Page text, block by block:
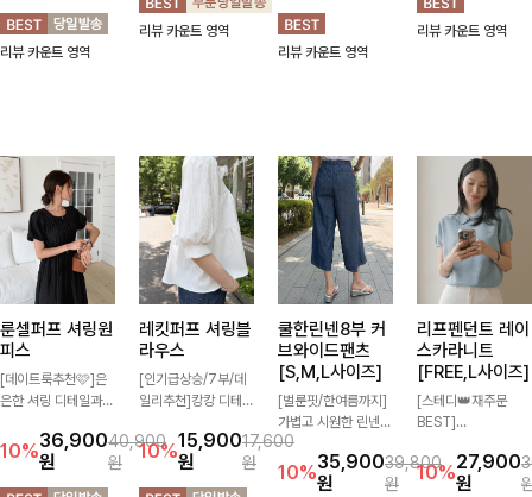
한 디자인으로 다양한
하의와 손쉽게 매치되
어 데일리하게 활용하
리뷰 카운트 영역
라인에 슬림하게 떨어
지는 핏 더해져 단독
리뷰 카운트 영역
카프리 기장이 다리
라인을 더욱 길고 산
뜻하게 보여주며, 깔
리뷰 카운트 영역
과 베이직한 디자인으
로 단독은 물론 가볍
리뷰 카운트 영역
룬셀퍼프 셔링원
피스
[데이트룩추천🩷]은
은한 셔링 디테일과
사랑스러운 무드를 완
성해주는 원피스🤍
허리 스모크 밴딩이
10%36,900
원
40,900
원
레킷퍼프 셔링블
라우스
[인기급상승/7부/데
일리추천]캉캉 디테일
풍성한 실루엣을 완성
해주는 블라우스 🤍
가볍게 퍼지는 핏으로
10%15,900
원
17,600
원
쿨한린넨8부 커
브와이드팬츠
[S,M,L사이즈]
[벌룬핏/한여름까지]
가볍고 시원한 린넨
혼방 소재로 한여름까
지 쾌적하게 즐기기
좋은 8부 커브 와이드
10%35,900
원
39,800
원
리프펜던트 레이
스카라니트
[FREE,L사이즈]
[스테디👑재주문
BEST]
카라 니트에 펜던트
포인트까지 톡-톡 얼
10%27,900
원